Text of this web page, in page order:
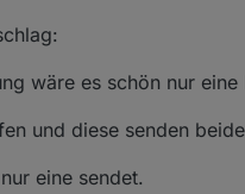
wäre es schön nur
und diese senden
eine sendet.